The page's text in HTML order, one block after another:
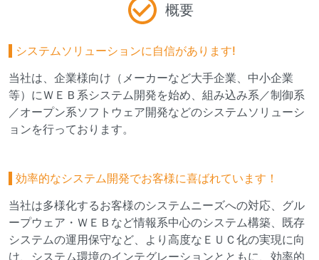
概要
システムソリューションに自信があります!
当社は、企業様向け（メーカーなど大手企業、中小企業
等）にＷＥＢ系システム開発を始め、組み込み系／制御系
／オープン系ソフトウェア開発などのシステムソリューシ
ョンを行っております。
効率的なシステム開発でお客様に喜ばれています！
当社は多様化するお客様のシステムニーズへの対応、グル
ープウェア・ＷＥＢなど情報系中心のシステム構築、既存
システムの運用保守など、より高度なＥＵＣ化の実現に向
け、システム環境のインテグレーションとともに、効率的